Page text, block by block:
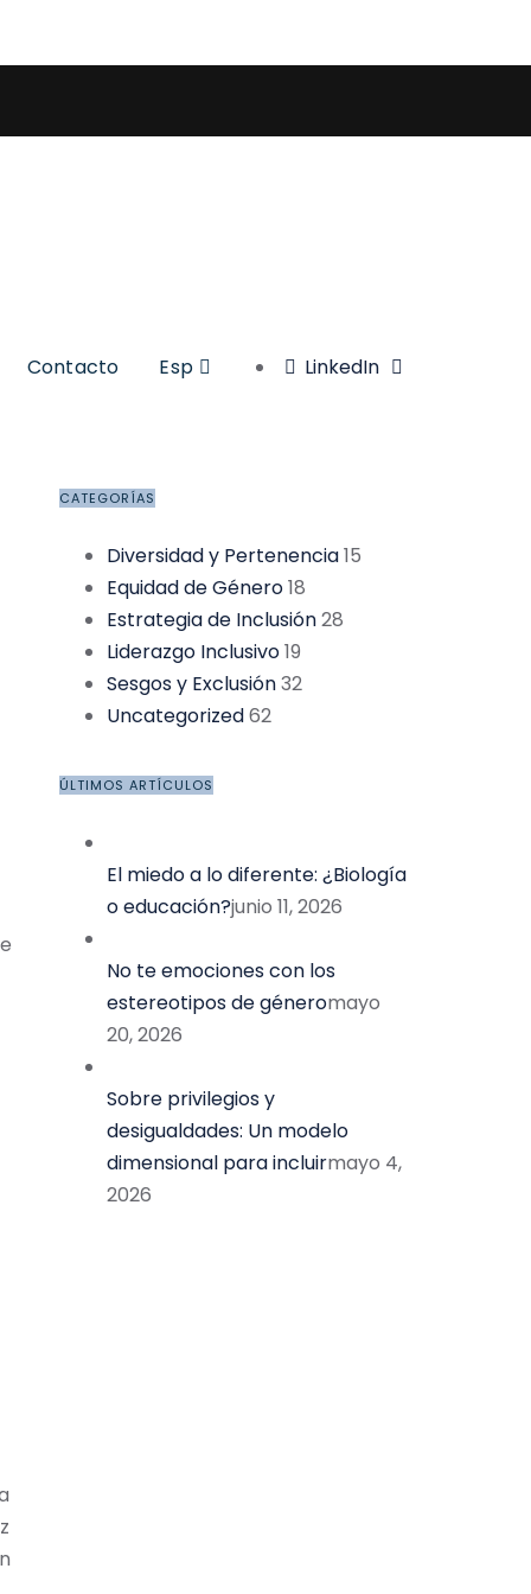
Contacto Esp LinkedIn
CATEGORÍAS
Diversidad y Pertenencia15
Equidad de Género18
Estrategia de Inclusión28
Liderazgo Inclusivo19
Sesgos y Exclusión32
Uncategorized62
ÚLTIMOS ARTÍCULOS
El miedo a lo diferente: ¿Biología
o educación?junio 11, 2026
No te emociones con los
estereotipos de géneromayo
20, 2026
Sobre privilegios y
desigualdades: Un modelo
dimensional para incluirmayo 4,
2026